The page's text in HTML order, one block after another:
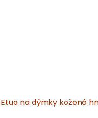
Etue na dýmky kožené